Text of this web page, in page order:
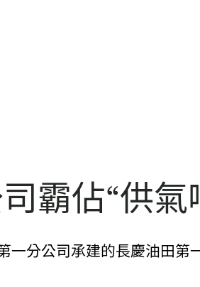
霸佔“供氣
一分公司承建的長慶油田第